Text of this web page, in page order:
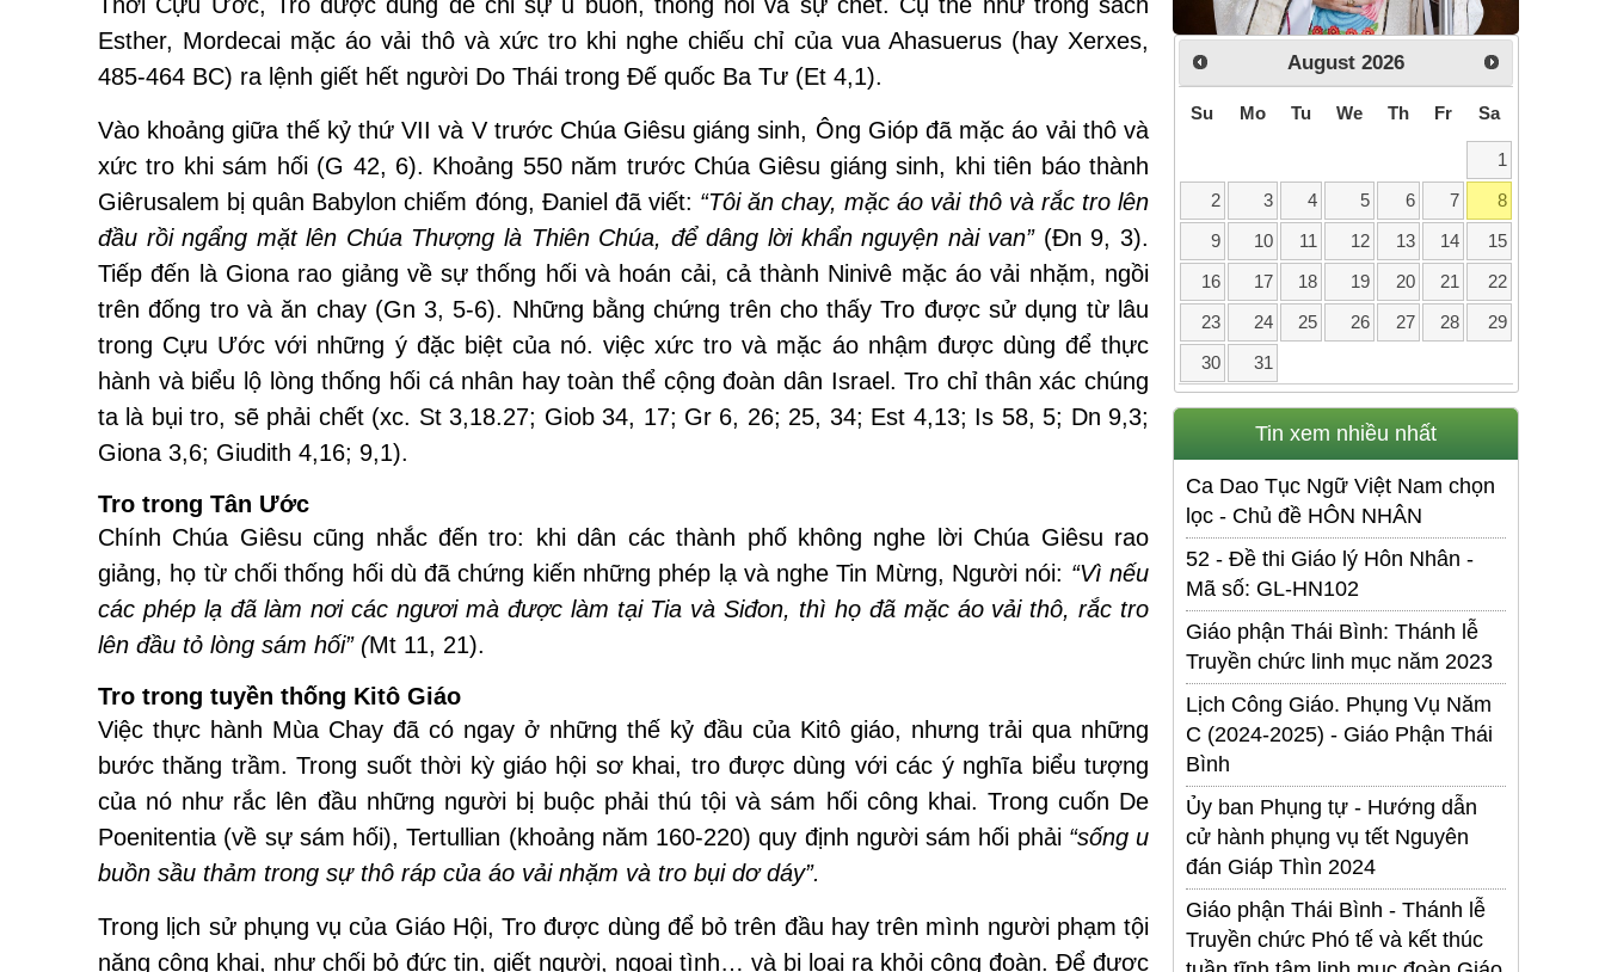
Esther, Mordecai mặc áo vải thô và xức tro khi nghe chiếu chỉ của vua Ahasuerus (hay Xerxes,
485-464 BC) ra lệnh giết hết người Do Thái trong Đế quốc Ba Tư (Et 4,1).
Vào khoảng giữa thế kỷ thứ VII và V trước Chúa Giêsu giáng sinh, Ông Gióp đã mặc áo vải thô và
xức tro khi sám hối (G 42, 6). Khoảng 550 năm trước Chúa Giêsu giáng sinh, khi tiên báo thành
Giêrusalem bị quân Babylon chiếm đóng, Đaniel đã viết: “Tôi ăn chay, mặc áo vải thô và rắc tro lên
đầu rồi ngẩng mặt lên Chúa Thượng là Thiên Chúa, để dâng lời khẩn nguyện nài van”(Đn 9, 3).
Tiếp đến là Giona rao giảng về sự thống hối và hoán cải, cả thành Ninivê mặc áo vải nhặm, ngồi
trên đống tro và ăn chay (Gn 3, 5-6). Những bằng chứng trên cho thấy Tro được sử dụng từ lâu
trong Cựu Ước với những ý đặc biệt của nó. việc xức tro và mặc áo nhậm được dùng để thực
hành và biểu lộ lòng thống hối cá nhân hay toàn thể cộng đoàn dân Israel. Tro chỉ thân xác chúng
ta là bụi tro, sẽ phải chết (xc. St 3,18.27; Giob 34, 17; Gr 6, 26; 25, 34; Est 4,13; Is 58, 5; Dn 9,3;
Giona 3,6; Giudith 4,16; 9,1).
Tro trong Tân Ước
Chính Chúa Giêsu cũng nhắc đến tro: khi dân các thành phố không nghe lời Chúa Giêsu rao
giảng, họ từ chối thống hối dù đã chứng kiến những phép lạ và nghe Tin Mừng, Người nói: “Vì nếu
các phép lạ đã làm nơi các ngươi mà được làm tại Tia và Siđon, thì họ đã mặc áo vải thô, rắc tro
lên đầu tỏ lòng sám hối” (Mt 11, 21).
Tro trong tuyền thống Kitô Giáo
Việc thực hành Mùa Chay đã có ngay ở những thế kỷ đầu của Kitô giáo, nhưng trải qua những
bước thăng trầm. Trong suốt thời kỳ giáo hội sơ khai, tro được dùng với các ý nghĩa biểu tượng
của nó như rắc lên đầu những người bị buộc phải thú tội và sám hối công khai. Trong cuốn De
Poenitentia (về sự sám hối), Tertullian (khoảng năm 160-220) quy định người sám hối phải “sống u
buồn sầu thảm trong sự thô ráp của áo vải nhặm và tro bụi dơ dáy”.
Trong lịch sử phụng vụ của Giáo Hội, Tro được dùng để bỏ trên đầu hay trên mình người phạm tội
nặng công khai, như chối bỏ đức tin, giết người, ngoại tình… và bị loại ra khỏi cộng đoàn. Ðể được
August 2026
Su Mo Tu We Th Fr Sa
1
2
3 4 5 6 7
8
9
10 11 12 13 14
15
16
17 18 19 20 21
22
23
24 25 26 27 28
29
30
31
Tin xem nhiều nhất
Ca Dao Tục Ngữ Việt Nam chọn
lọc - Chủ đề HÔN NHÂN
52 - Đề thi Giáo lý Hôn Nhân -
Mã số: GL-HN102
Giáo phận Thái Bình: Thánh lễ
Truyền chức linh mục năm 2023
Lịch Công Giáo. Phụng Vụ Năm
C (2024-2025) - Giáo Phận Thái
Bình
Ủy ban Phụng tự - Hướng dẫn
cử hành phụng vụ tết Nguyên
đán Giáp Thìn 2024
Giáo phận Thái Bình - Thánh lễ
Truyền chức Phó tế và kết thúc